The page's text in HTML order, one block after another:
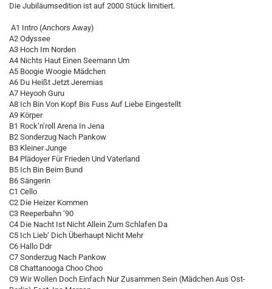
Die Jubiläumsedition ist auf 2000 Stück limitiert.
A1 Intro (Anchors Away)
A2 Odyssee
A3 Hoch Im Norden
A4 Nichts Haut Einen Seemann Um
A5 Boogie Woogie Mädchen
A6 Du Heißt Jetzt Jeremias
A7 Heyooh Guru
A8 Ich Bin Von Kopf Bis Fuss Auf Liebe Eingestellt
A9 Körper
B1 Rock’n’roll Arena In Jena
B2 Sonderzug Nach Pankow
B3 Kleiner Junge
B4 Plädoyer Für Frieden Und Vaterland
B5 Ich Bin Beim Bund
B6 Sängerin
C1 Cello
C2 Die Heizer Kommen
C3 Reeperbahn ‘90
C4 Die Nacht Ist Nicht Allein Zum Schlafen Da
C5 Ich Lieb‘ Dich Überhaupt Nicht Mehr
C6 Hallo Ddr
C7 Sonderzug Nach Pankow
C8 Chattanooga Choo Choo
C9 Wir Wollen Doch Einfach Nur Zusammen Sein (Mädchen Aus Ost-